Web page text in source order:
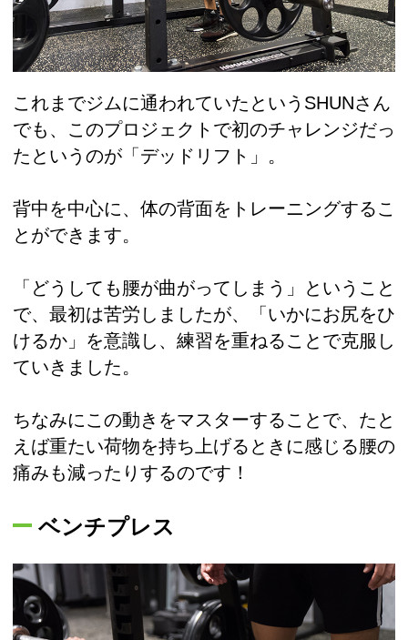
これまでジムに通われていたというSHUNさん
でも、このプロジェクトで初のチャレンジだっ
たというのが「デッドリフト」。
背中を中心に、体の背面をトレーニングするこ
とができます。
「どうしても腰が曲がってしまう」ということ
で、最初は苦労しましたが、「いかにお尻をひ
けるか」を意識し、練習を重ねることで克服し
ていきました。
ちなみにこの動きをマスターすることで、たと
えば重たい荷物を持ち上げるときに感じる腰の
痛みも減ったりするのです！
ベンチプレス